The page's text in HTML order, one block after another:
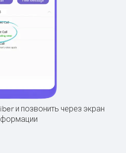
и позвонить через экран